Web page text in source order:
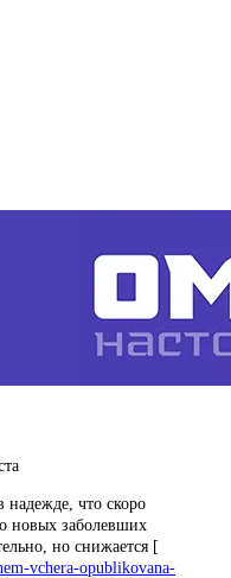
надежде, что скоро
новых заболевших
но снижается [
vchera-opublikovana-